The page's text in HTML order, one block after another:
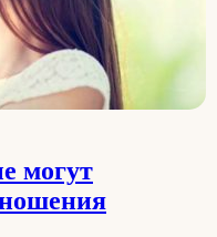
могут